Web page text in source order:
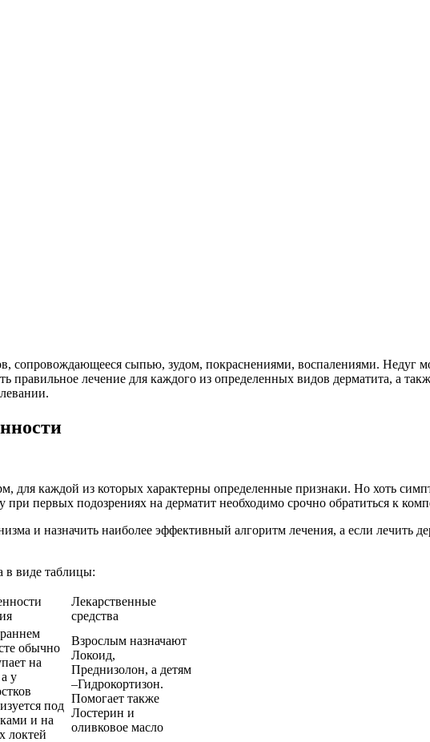
сопровождающееся сыпью, зудом, покраснениями, воспалениями. Недуг
правильное лечение для каждого из определенных видов дерматита, а
для каждой из которых характерны определенные признаки. Но хоть
первых подозрениях на дерматит необходимо срочно обратиться к
и назначить наиболее эффективный алгоритм лечения, а если лечить
в виде таблицы:
Лекарственные
средства
обычно
на
у
под
и на
локтей
Взрослым назначают
Локоид,
Преднизолон, а детям
–Гидрокортизон.
Помогает также
Лостерин и
оливковое масло